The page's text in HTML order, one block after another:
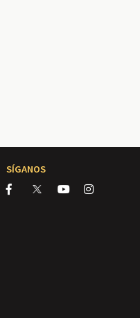
SÍGANOS